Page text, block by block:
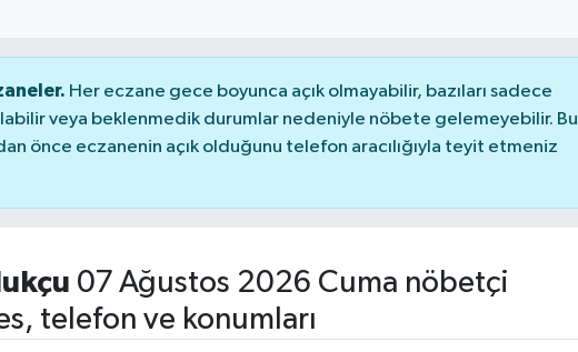
Her eczane gece boyunca açık olmayabilir, bazıları sadece
veya beklenmedik durumlar nedeniyle nöbete gelemeyebilir. Bu
önce eczanenin açık olduğunu telefon aracılığıyla teyit etmeniz
07 Ağustos 2026 Cuma nöbetçi
telefon ve konumları